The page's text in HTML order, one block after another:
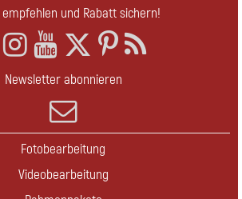
und Rabatt sichern!
Newsletter abonnieren
Fotobearbeitung
Videobearbeitung